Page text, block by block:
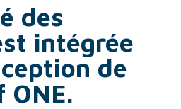
des
intégrée
de
ONE.